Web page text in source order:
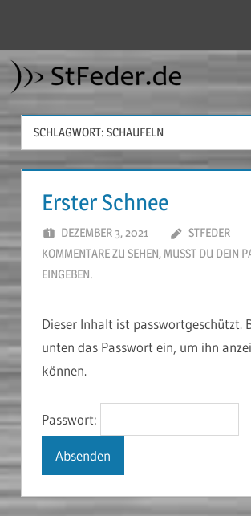
springen
SCHLAGWORT: SCHAUFELN
Erster Schnee
DEZEMBER 3, 2021 STFEDER
KOMMENTARE ZU SEHEN, MUSST DU DEIN
EINGEBEN.
Dieser Inhalt ist passwortgeschützt.
unten das Passwort ein, um ihn
können.
Passwort: